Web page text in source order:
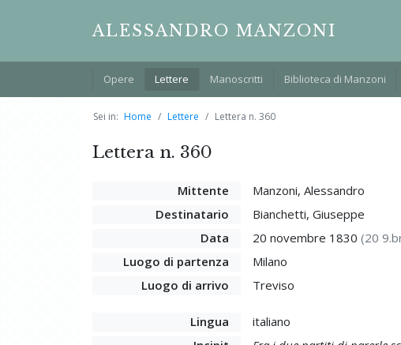
ALESSANDRO MANZONI
Opere Lettere Manoscritti Biblioteca di Manzoni
Sei in: Home Lettere Lettera n. 360
Lettera n. 360
Mittente
Manzoni, Alessandro
Destinatario
Bianchetti, Giuseppe
Data
20 novembre 1830 (20
Luogo di partenza
Milano
Luogo di arrivo
Treviso
Lingua
italiano